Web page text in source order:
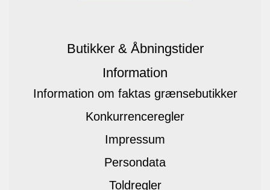
Butikker & Åbningstider
Information
Information om faktas grænsebutikker
Konkurrenceregler
Impressum
Persondata
Toldregler